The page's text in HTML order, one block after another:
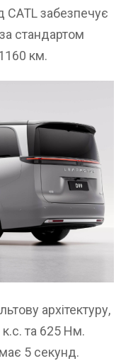
CATL забезпечує
стандартом
км.
архітектуру,
та 625 Нм.
5 секунд.